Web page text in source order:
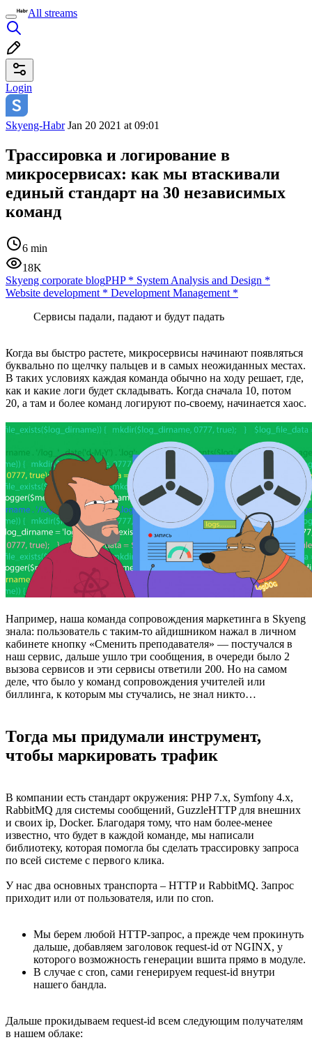
All streams
Login
Skyeng-HabrJan 20 2021 at 09:01
Трассировка и логирование в
микросервисах: как мы втаскивали
единый стандарт на 30 независимых
команд
6 min
18K
Skyeng corporate blogPHP* System Analysis and Design *
Website development * Development Management *
Сервисы падали, падают и будут падать
Когда вы быстро растете, микросервисы начинают появляться
буквально по щелчку пальцев и в самых неожиданных местах.
В таких условиях каждая команда обычно на ходу решает, где,
как и какие логи будет складывать. Когда сначала 10, потом
20, а там и более команд логируют по-своему, начинается хаос.
Например, наша команда сопровождения маркетинга в Skyeng
знала: пользователь с таким-то айдишником нажал в личном
кабинете кнопку «Сменить преподавателя» — постучался в
наш сервис, дальше ушло три сообщения, в очереди было 2
вызова сервисов и эти сервисы ответили 200. Но на самом
деле, что было у команд сопровождения учителей или
биллинга, к которым мы стучались, не знал никто…
Тогда мы придумали инструмент,
чтобы маркировать трафик
В компании есть стандарт окружения: PHP 7.x, Symfony 4.x,
RabbitMQ для системы сообщений, GuzzleHTTP для внешних
и своих ip, Docker. Благодаря тому, что нам более-менее
известно, что будет в каждой команде, мы написали
библиотеку, которая помогла бы сделать трассировку запроса
по всей системе с первого клика.
У нас два основных транспорта – HTTP и RabbitMQ. Запрос
приходит или от пользователя, или по cron.
Мы берем любой HTTP-запрос, а прежде чем прокинуть
дальше, добавляем заголовок request-id от NGINX, у
которого возможность генерации вшита прямо в модуле.
В случае с cron, сами генерируем request-id внутри
нашего бандла.
Дальше прокидываем request-id всем следующим получателям
в нашем облаке: